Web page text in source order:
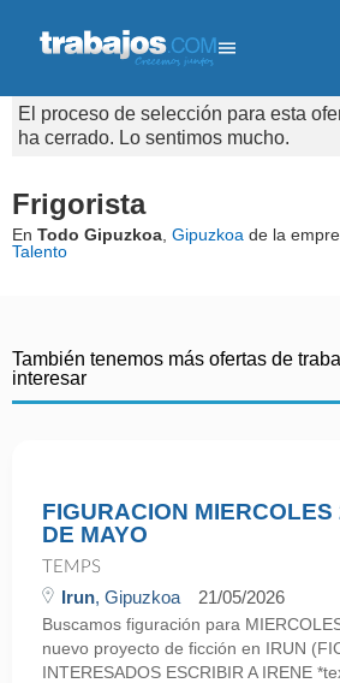
El proceso de selección para esta
ha cerrado. Lo sentimos mucho.
Frigorista
En Todo Gipuzkoa Gipuzkoa de la
Talento
También tenemos más ofertas de
interesar
FIGURACION MIERCOLES
DE MAYO
TEMPS
Irun, Gipuzkoa 21/05/2026
Buscamos figuración para
nuevo proyecto de ficción en IRUN
INTERESADOS ESCRIBIR A IRENE